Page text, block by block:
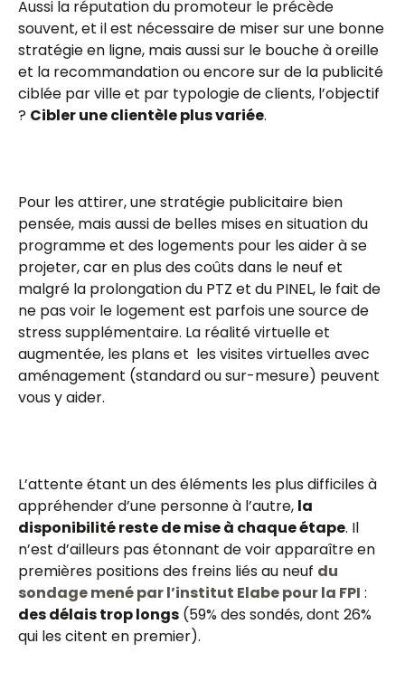
Aussi la réputation du promoteur le précède
souvent, et il est nécessaire de miser sur une bonne
stratégie en ligne, mais aussi sur le bouche à oreille
et la recommandation ou encore sur de la publicité
ciblée par ville et par typologie de clients, l’objectif
? Cibler une clientèle plus variée.
Pour les attirer, une stratégie publicitaire bien
pensée, mais aussi de belles mises en situation du
programme et des logements pour les aider à se
projeter, car en plus des coûts dans le neuf et
malgré la prolongation du PTZ et du PINEL, le fait de
ne pas voir le logement est parfois une source de
stress supplémentaire. La réalité virtuelle et
augmentée, les plans et les visites virtuelles avec
aménagement (standard ou sur-mesure) peuvent
vous y aider.
L’attente étant un des éléments les plus difficiles à
appréhender d’une personne à l’autre, la
disponibilité reste de mise à chaque étape. Il
n’est d’ailleurs pas étonnant de voir apparaître en
premières positions des freins liés au neuf du
sondage mené par l’institut Elabe pour la FPI :
des délais trop longs (59% des sondés, dont 26%
qui les citent en premier).